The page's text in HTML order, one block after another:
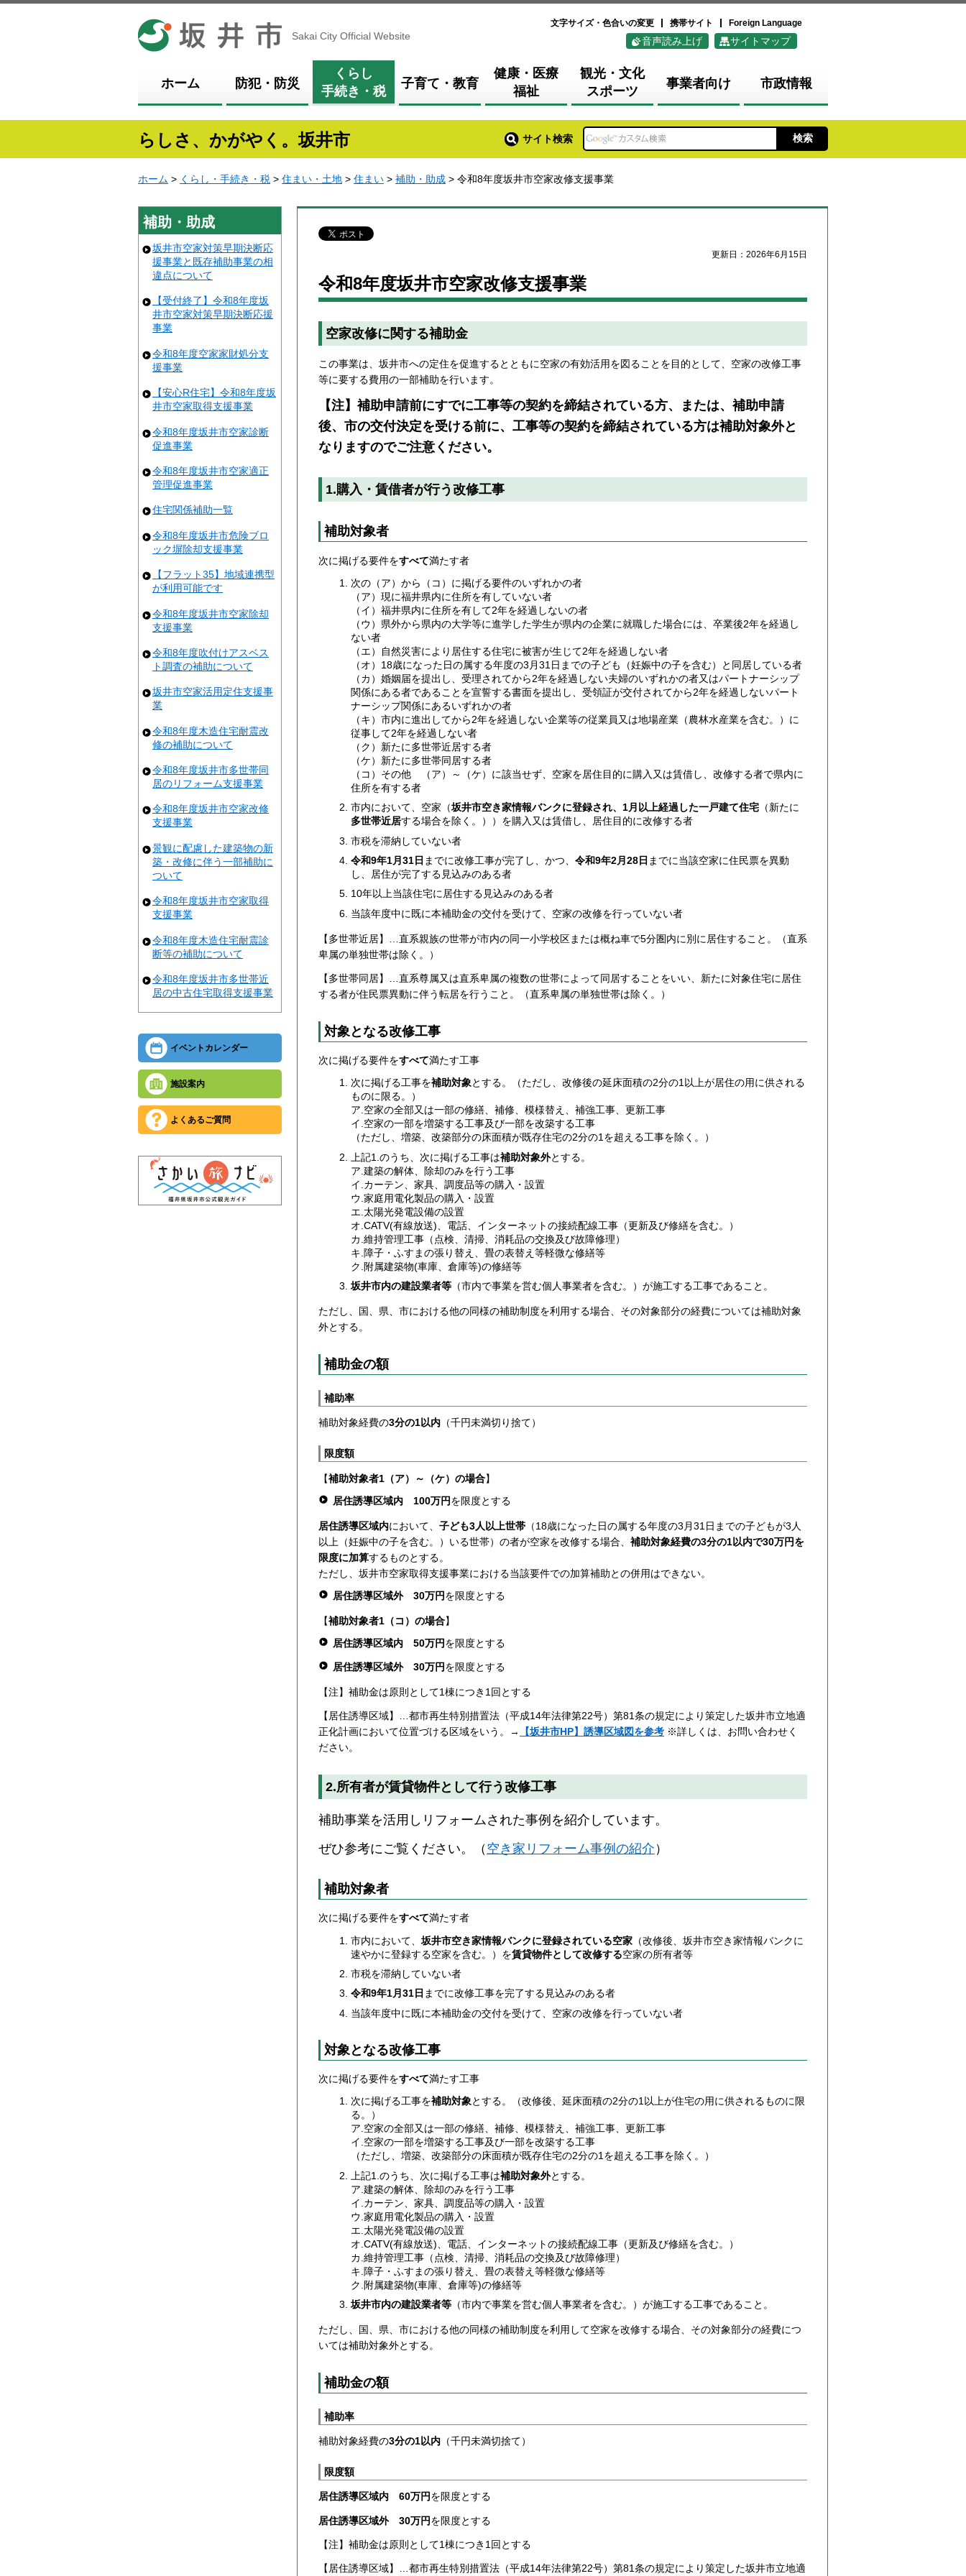
坂井市
Sakai City Official Website
文字サイズ・色合いの変更 携帯サイト Foreign Language
音声読み上げ サイトマップ
ホーム 防犯・防災
くらし
手続き・税
子育て・教育
健康・医療
福祉
観光・文化
スポーツ
事業者向け 市政情報
らしさ、かがやく。坂井市 サイト検索
ホーム > くらし・手続き・税 > 住まい・土地 > 住まい > 補助・助成 > 令和8年度坂井市空家改修支援事業
補助・助成
坂井市空家対策早期決断応
援事業と既存補助事業の相
違点について
【受付終了】令和8年度坂
井市空家対策早期決断応援
事業
令和8年度空家家財処分支
援事業
【安心R住宅】令和8年度坂
井市空家取得支援事業
令和8年度坂井市空家診断
促進事業
令和8年度坂井市空家適正
管理促進事業
住宅関係補助一覧
令和8年度坂井市危険ブロ
ック塀除却支援事業
【フラット35】地域連携型
が利用可能です
令和8年度坂井市空家除却
支援事業
令和8年度吹付けアスベス
ト調査の補助について
坂井市空家活用定住支援事
業
令和8年度木造住宅耐震改
修の補助について
令和8年度坂井市多世帯同
居のリフォーム支援事業
令和8年度坂井市空家改修
支援事業
景観に配慮した建築物の新
築・改修に伴う一部補助に
ついて
令和8年度坂井市空家取得
支援事業
令和8年度木造住宅耐震診
断等の補助について
令和8年度坂井市多世帯近
居の中古住宅取得支援事業
イベントカレンダー
施設案内
よくあるご質問
更新日：2026年6月15日
令和8年度坂井市空家改修支援事業
空家改修に関する補助金
この事業は、坂井市への定住を促進するとともに空家の有効活用を図ることを目的として、空家の改修工事
等に要する費用の一部補助を行います。
【注】補助申請前にすでに工事等の契約を締結されている方、または、補助申請
後、市の交付決定を受ける前に、工事等の契約を締結されている方は補助対象外と
なりますのでご注意ください。
1.購入・賃借者が行う改修工事
補助対象者
次に掲げる要件をすべて満たす者
次の（ア）から（コ）に掲げる要件のいずれかの者
（ア）現に福井県内に住所を有していない者
（イ）福井県内に住所を有して2年を経過しないの者
（ウ）県外から県内の大学等に進学した学生が県内の企業に就職した場合には、卒業後2年を経過し
ない者
（エ）自然災害により居住する住宅に被害が生じて2年を経過しない者
（オ）18歳になった日の属する年度の3月31日までの子ども（妊娠中の子を含む）と同居している者
（カ）婚姻届を提出し、受理されてから2年を経過しない夫婦のいずれかの者又はパートナーシップ
関係にある者であることを宣誓する書面を提出し、受領証が交付されてから2年を経過しないパート
ナーシップ関係にあるいずれかの者
（キ）市内に進出してから2年を経過しない企業等の従業員又は地場産業（農林水産業を含む。）に
従事して2年を経過しない者
（ク）新たに多世帯近居する者
（ケ）新たに多世帯同居する者
（コ）その他 （ア）～（ケ）に該当せず、空家を居住目的に購入又は賃借し、改修する者で県内に
住所を有する者
市内において、空家（坂井市空き家情報バンクに登録され、1月以上経過した一戸建て住宅（新たに
多世帯近居する場合を除く。））を購入又は賃借し、居住目的に改修する者
市税を滞納していない者
令和9年1月31日 までに改修工事が完了し、かつ、 令和9年2月28日 までに当該空家に住民票を異動
し、居住が完了する見込みのある者
10年以上当該住宅に居住する見込みのある者
当該年度中に既に本補助金の交付を受けて、空家の改修を行っていない者
【多世帯近居】…直系親族の世帯が市内の同一小学校区または概ね車で5分圏内に別に居住すること。（直系
卑属の単独世帯は除く。）
【多世帯同居】…直系尊属又は直系卑属の複数の世帯によって同居することをいい、新たに対象住宅に居住
する者が住民票異動に伴う転居を行うこと。（直系卑属の単独世帯は除く。）
対象となる改修工事
次に掲げる要件をすべて満たす工事
次に掲げる工事を補助対象とする。（ただし、改修後の延床面積の2分の1以上が居住の用に供される
ものに限る。）
ア.空家の全部又は一部の修繕、補修、模様替え、補強工事、更新工事
イ.空家の一部を増築する工事及び一部を改築する工事
（ただし、増築、改築部分の床面積が既存住宅の2分の1を超える工事を除く。）
上記1.のうち、次に掲げる工事は補助対象外とする。
ア.建築の解体、除却のみを行う工事
イ.カーテン、家具、調度品等の購入・設置
ウ.家庭用電化製品の購入・設置
エ.太陽光発電設備の設置
オ.CATV(有線放送)、電話、インターネットの接続配線工事（更新及び修繕を含む。）
カ.維持管理工事（点検、清掃、消耗品の交換及び故障修理）
キ.障子・ふすまの張り替え、畳の表替え等軽微な修繕等
ク.附属建築物(車庫、倉庫等)の修繕等
坂井市内の建設業者等（市内で事業を営む個人事業者を含む。）が施工する工事であること。
ただし、国、県、市における他の同様の補助制度を利用する場合、その対象部分の経費については補助対象
外とする。
補助金の額
補助率
補助対象経費の3分の1以内 （千円未満切り捨て）
限度額
【補助対象者1（ア）～（ケ）の場合】
居住誘導区域内 100万円を限度とする
居住誘導区域内において、 子ども3人以上世帯 （18歳になった日の属する年度の3月31日までの子どもが3人
以上（妊娠中の子を含む。）いる世帯）の者が空家を改修する場合、 補助対象経費の3分の1以内で30万円を
限度に加算するものとする。
ただし、坂井市空家取得支援事業における当該要件での加算補助との併用はできない。
居住誘導区域外 30万円を限度とする
【補助対象者1（コ）の場合】
居住誘導区域内 50万円を限度とする
居住誘導区域外 30万円を限度とする
【注】補助金は原則として1棟につき1回とする
【居住誘導区域】…都市再生特別措置法（平成14年法律第22号）第81条の規定により策定した坂井市立地適
正化計画において位置づける区域をいう。→
【坂井市HP】誘導区域図を参考 ※詳しくは、お問い合わせく
ださい。
2.所有者が賃貸物件として行う改修工事
補助事業を活用しリフォームされた事例を紹介しています。
ぜひ参考にご覧ください。（ 空き家リフォーム事例の紹介 ）
補助対象者
次に掲げる要件をすべて満たす者
市内において、坂井市空き家情報バンクに登録されている空家（改修後、坂井市空き家情報バンクに
速やかに登録する空家を含む。）を賃貸物件として改修する空家の所有者等
市税を滞納していない者
令和9年1月31日 までに改修工事を完了する見込みのある者
当該年度中に既に本補助金の交付を受けて、空家の改修を行っていない者
対象となる改修工事
次に掲げる要件をすべて満たす工事
次に掲げる工事を補助対象とする。（改修後、延床面積の2分の1以上が住宅の用に供されるものに限
る。）
ア.空家の全部又は一部の修繕、補修、模様替え、補強工事、更新工事
イ.空家の一部を増築する工事及び一部を改築する工事
（ただし、増築、改築部分の床面積が既存住宅の2分の1を超える工事を除く。）
上記1.のうち、次に掲げる工事は補助対象外とする。
ア.建築の解体、除却のみを行う工事
イ.カーテン、家具、調度品等の購入・設置
ウ.家庭用電化製品の購入・設置
エ.太陽光発電設備の設置
オ.CATV(有線放送)、電話、インターネットの接続配線工事（更新及び修繕を含む。）
カ.維持管理工事（点検、清掃、消耗品の交換及び故障修理）
キ.障子・ふすまの張り替え、畳の表替え等軽微な修繕等
ク.附属建築物(車庫、倉庫等)の修繕等
坂井市内の建設業者等（市内で事業を営む個人事業者を含む。）が施工する工事であること。
ただし、国、県、市における他の同様の補助制度を利用して空家を改修する場合、その対象部分の経費につ
いては補助対象外とする。
補助金の額
補助率
補助対象経費の3分の1以内 （千円未満切捨て）
限度額
居住誘導区域内 60万円を限度とする
居住誘導区域外 30万円を限度とする
【注】補助金は原則として1棟につき1回とする
【居住誘導区域】…都市再生特別措置法（平成14年法律第22号）第81条の規定により策定した坂井市立地適